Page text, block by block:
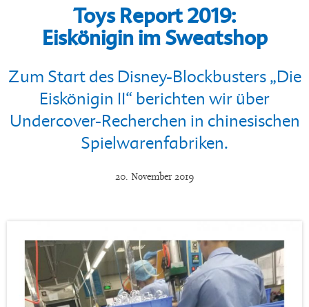
Toys Report 2019:
Eiskönigin im Sweatshop
Zum Start des Disney-Blockbusters „Die
Eiskönigin II“ berichten wir über
Undercover-Recherchen in chinesischen
Spielwarenfabriken.
20. November 2019